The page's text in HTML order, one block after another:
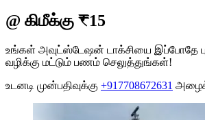
@ கிமீக்கு ₹15
உங்கள் அவுட்ஸ்டேஷன் டாக்சியை இப்போதே
வழிக்கு மட்டும் பணம் செலுத்துங்கள்!
உடனடி முன்பதிவுக்கு +917708672631